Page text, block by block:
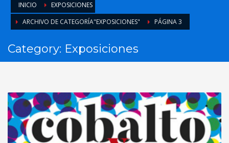
INICIO
EXPOSICIONES
ARCHIVO DE CATEGORÍA"EXPOSICIONES"
PÁGINA 3
Category: Exposiciones